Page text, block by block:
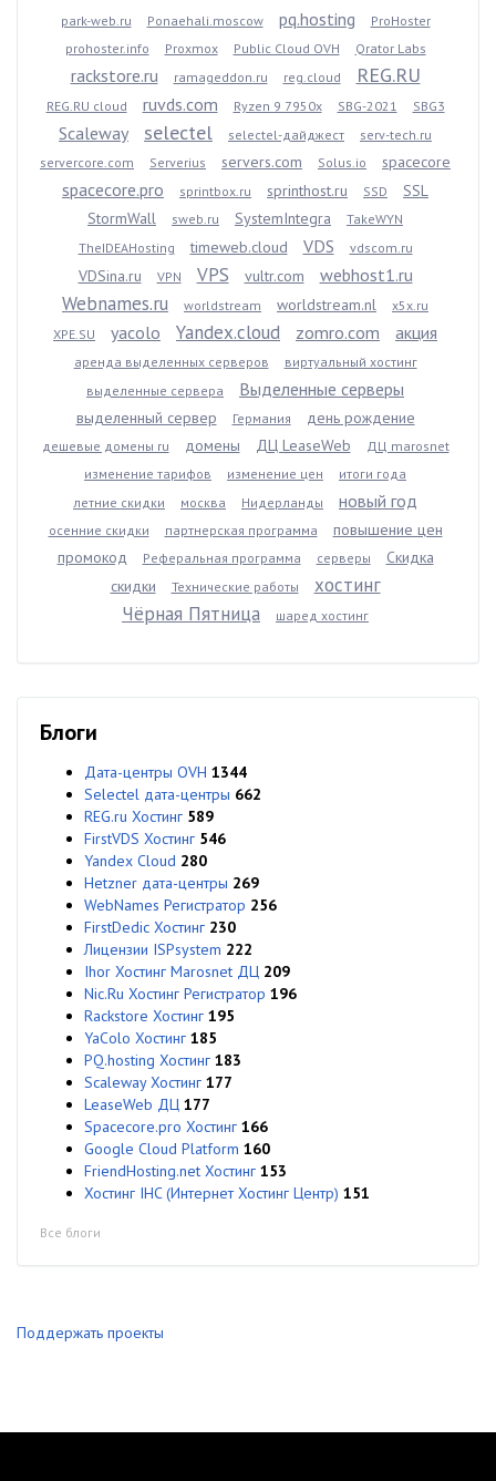
park-web.ru Ponaehali.moscow pq.hosting
ProHoster
prohoster.info
Proxmox Public Cloud OVH Qrator Labs
rackstore.ru ramageddon.ru reg.cloud REG.RU
REG.RU cloud ruvds.com Ryzen 9 7950x SBG-2021 SBG3
Scaleway selectel selectel-дайджест
serv-tech.ru
servercore.com
Serverius servers.com Solus.io spacecore
spacecore.pro sprintbox.ru sprinthost.ru SSD
SSL
StormWall
sweb.ru SystemIntegra
TakeWYN
TheIDEAHosting
timeweb.cloud VDS vdscom.ru
VDSina.ru VPN VPS vultr.com webhost1.ru
Webnames.ru worldstream worldstream.nl
x5x.ru
XPE.SU
yacolo Yandex.cloud zomro.com акция
аренда выделенных серверов
виртуальный хостинг
выделенные сервера
Выделенные серверы
выделенный сервер Германия день рождение
дешевые домены ru домены ДЦ LeaseWeb
ДЦ marosnet
изменение тарифов
изменение цен
итоги года
летние скидки
москва Нидерланды новый год
осенние скидки партнерская программа
повышение цен
промокод
Реферальная программа серверы
Скидка
скидки
Технические работы
хостинг
Чёрная Пятница
шаред хостинг
Блоги
Дата-центры OVH 1344
Selectel дата-центры 662
REG.ru Хостинг 589
FirstVDS Хостинг 546
Yandex Cloud 280
Hetzner дата-центры 269
WebNames Регистратор 256
FirstDedic Хостинг 230
Лицензии ISPsystem 222
Ihor Хостинг Marosnet ДЦ 209
Nic.Ru Хостинг Регистратор 196
Rackstore Хостинг 195
YaColo Хостинг 185
PQ.hosting Хостинг 183
Scaleway Хостинг 177
LeaseWeb ДЦ 177
Spacecore.pro Хостинг 166
Google Cloud Platform 160
FriendHosting.net Хостинг 153
Хостинг IHC (Интернет Хостинг Центр) 151
Все блоги
Поддержать проекты